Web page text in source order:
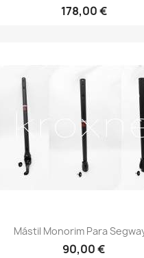
178,00 €
Mástil Monorim Para
90,00 €